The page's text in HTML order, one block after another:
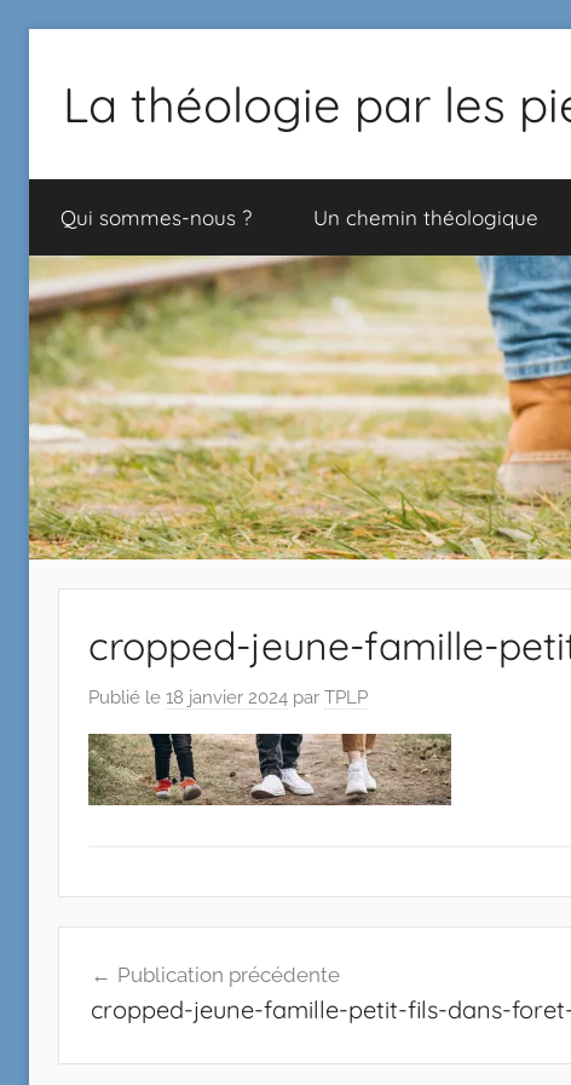
La théologie par les
de
chemin
Qui sommes-nous ? Un chemin théologique
cropped-jeune-famille-
Publié le 18 janvier 2024 par TPLP
Publication précédente
cropped-jeune-famille-petit-fils-dans-